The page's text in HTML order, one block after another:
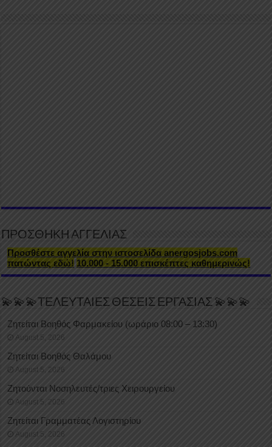
ΠΡΟΣΘΗΚΗ ΑΓΓΕΛΙΑΣ
Προσθέστε αγγελία στην ιστοσελίδα anergosjobs.com
πατώντας εδώ! 10.000 - 15.000 επισκέπτες καθημερινώς!
💫💫💫ΤΕΛΕΥΤΑΙΕΣ ΘΕΣΕΙΣ ΕΡΓΑΣΙΑΣ 💫💫💫
Ζητείται Βοηθός Φαρμακείου (ωράριο 08:00 – 13:30)
August 5, 2026
Ζητείται Βοηθός Θαλάμου
August 5, 2026
Ζητούνται Νοσηλευτές/τριες Χειρουργείου
August 5, 2026
Ζητείται Γραμματέας Λογιστηρίου
August 5, 2026